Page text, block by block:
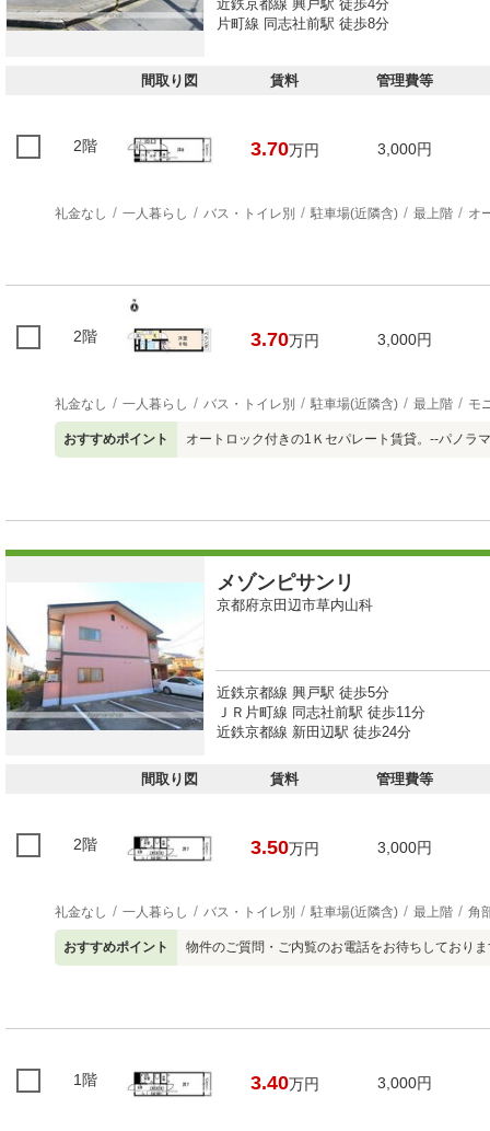
近鉄京都線 興戸駅 徒歩4分
片町線 同志社前駅 徒歩8分
間取り図 賃料 管理費等
2階 3.70万円 3,000円
礼金なし 一人暮らし バス・トイレ別 駐車場(近隣含) 最上階 オ
2階 3.70万円 3,000円
礼金なし 一人暮らし バス・トイレ別 駐車場(近隣含) 最上階 モ
おすすめポイント オートロック付きの1Ｋセパレート賃貸。--パノラ
メゾンピサンリ
京都府京田辺市草内山科
近鉄京都線 興戸駅 徒歩5分
ＪＲ片町線 同志社前駅 徒歩11分
近鉄京都線 新田辺駅 徒歩24分
間取り図 賃料 管理費等
2階 3.50万円 3,000円
礼金なし 一人暮らし バス・トイレ別 駐車場(近隣含) 最上階 角
おすすめポイント 物件のご質問・ご内覧のお電話をお待ちしており
1階 3.40万円 3,000円